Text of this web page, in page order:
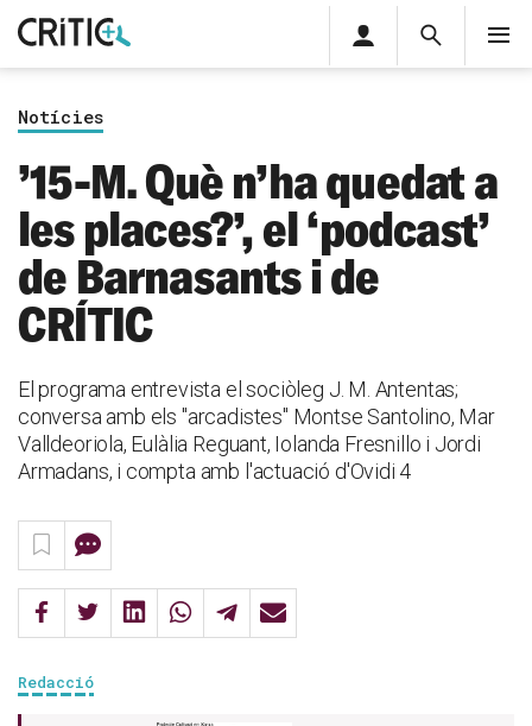
Cerca
privada
Inicia sessió
Notícies
’15-M. Què n’ha quedat a
les places?’, el ‘podcast’
de Barnasants i de
CRÍTIC
El programa entrevista el sociòleg J. M. Antentas;
conversa amb els "arcadistes" Montse Santolino, Mar
Valldeoriola, Eulàlia Reguant, Iolanda Fresnillo i Jordi
Armadans, i compta amb l'actuació d'Ovidi 4
Redacció